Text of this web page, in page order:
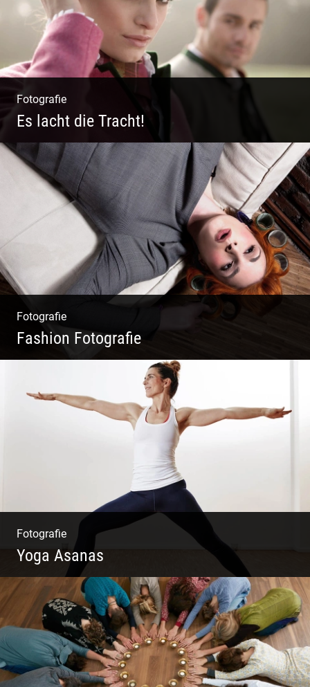
Fotografie
Es lacht die Tracht!
Wunderschöne Dirndl | Harmonische
Farben | Originelle Details | Edle Stoffe
Fotografie
Fashion Fotografie
Mode|Menschen|Magazin
Fotografie
Yoga Asanas
Virabhadrasana II oder Krieger II – Anleitung
für den Blog